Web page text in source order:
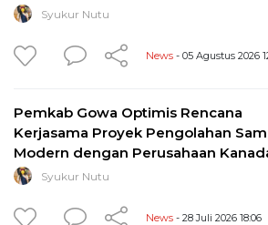
Syukur Nutu
News - 05 Agustus 2026
Pemkab Gowa Optimis Rencana
Kerjasama Proyek Pengolahan
Modern dengan Perusahaan
Syukur Nutu
News - 28 Juli 2026 18:06